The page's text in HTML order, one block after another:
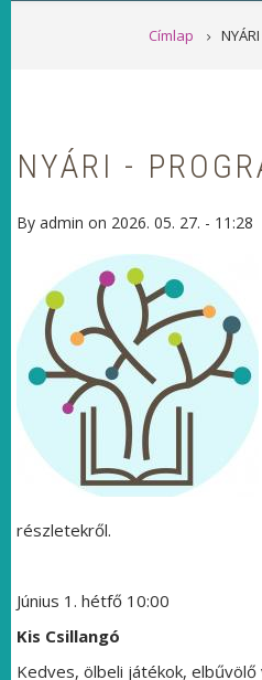
MORZSACímlap
NYÁRI -
By admin on 2026. 05. 27. - 11:28
részletekről.
Június 1. hétfő 10:00
Kis Csillangó
Kedves, ölbeli játékok, elbűvölő